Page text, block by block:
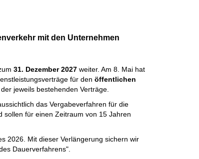
mit den Unternehmen
31. Dezember 2027 weiter. Am 8. Mai hat
für den öffentlichen
jeweils bestehenden Verträge.
das Vergabeverfahren für die
sollen für einen Zeitraum von 15 Jahren
2026. Mit dieser Verlängerung sichern wir
Dauerverfahrens".